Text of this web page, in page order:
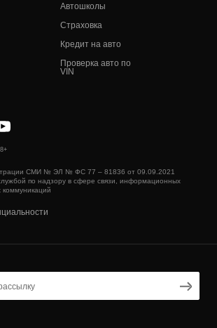
Автошколы
Страховка
Кредит на авто
Проверка авто по
VIN
СМИ № ЭЛ № ФС 77 – 81836 от 09.09.2021
по надзору в сфере связи, информационных
коммуникаций